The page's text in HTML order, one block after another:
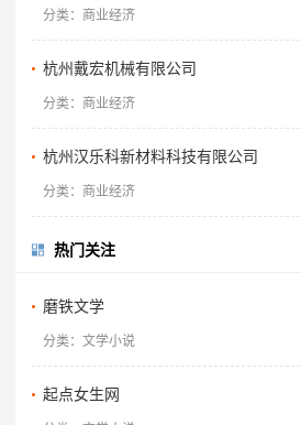
分类：商业经济
杭州戴宏机械有限公司
分类：商业经济
杭州汉乐科新材料科技有限公司
分类：商业经济
热门关注
磨铁文学
分类：文学小说
起点女生网